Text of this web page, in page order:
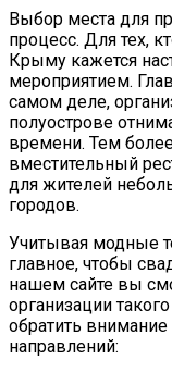
Выбор места для
процесс. Для тех,
Крыму кажется
мероприятием.
самом деле,
полуострове
времени. Тем
вместительный
для жителей
городов.
Учитывая модные
главное, чтобы
нашем сайте вы
организации
обратить
направлений: